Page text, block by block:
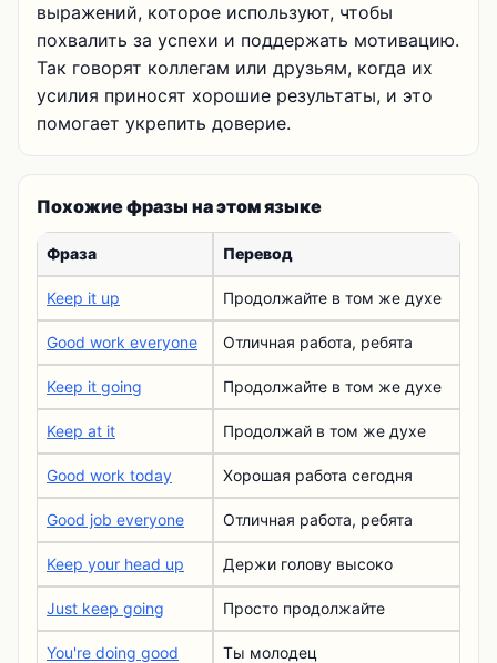
выражений, которое используют, чтобы
похвалить за успехи и поддержать мотивацию.
Так говорят коллегам или друзьям, когда их
усилия приносят хорошие результаты, и это
помогает укрепить доверие.
Похожие фразы на этом языке
Фраза Перевод
Keep it up Продолжайте в том же духе
Good work everyone Отличная работа, ребята
Keep it going Продолжайте в том же духе
Keep at it Продолжай в том же духе
Good work today Хорошая работа сегодня
Good job everyone Отличная работа, ребята
Keep your head up Держи голову высоко
Just keep going Просто продолжайте
You're doing good Ты молодец